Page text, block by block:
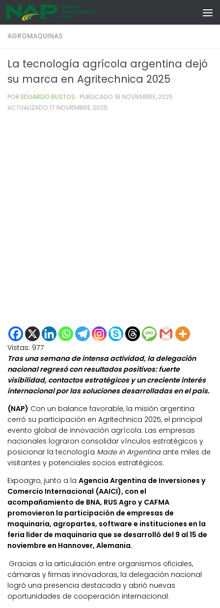
Skip to content
AGROMAQUINAS
La tecnología agrícola argentina dejó
su marca en Agritechnica 2025
POR EDUARDO BUSTOS · PUBLICADO 18 NOVIEMBRE, 2025 ·
ACTUALIZADO 17 NOVIEMBRE, 2025
Vistas: 977
Tras una semana de intensa actividad, la delegación
nacional regresó con resultados positivos: fuerte
visibilidad, contactos estratégicos y un creciente interés
internacional por las soluciones desarrolladas en el país.
(NAP) Con un balance favorable, la misión argentina
cerró su participación en Agritechnica 2025, el principal
evento global de innovación agrícola. Las empresas
nacionales lograron consolidar vínculos estratégicos y
posicionar la tecnología Made in Argentinaante miles de
visitantes y potenciales socios estratégicos.
Expoagro, junto a la Agencia Argentina de Inversiones y
Comercio Internacional (AAICI), con el
acompañamiento de BNA, RUS Agro y CAFMA
promovieron la participación de empresas de
maquinaria, agropartes, software e instituciones en la
feria líder de maquinaria que se desarrolló del 9 al 15 de
noviembre en Hannover, Alemania.
Gracias a la articulación entre organismos oficiales,
cámaras y firmas innovadoras, la delegación nacional
logró una presencia destacada y abrió nuevas
oportunidades de cooperación internacional.